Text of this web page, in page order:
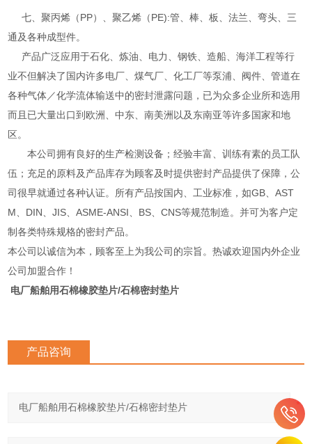
七、聚丙烯（PP）、聚乙烯（PE):管、棒、板、法兰、弯头、三
通及各种成型件。
产品广泛应用于石化、炼油、电力、钢铁、造船、海洋工程等行
业不但解决了国内许多电厂、煤气厂、化工厂等泵浦、阀件、管道在
各种气体／化学流体输送中的密封泄露问题，已为众多企业所和选用
而且已大量出口到欧洲、中东、南美洲以及东南亚等许多国家和地
区。
本公司拥有良好的生产检测设备；经验丰富、训练有素的员工队
伍；充足的原料及产品库存为顾客及时提供密封产品提供了保障，公
司很早就通过各种认证。所有产品按国内、工业标准，如GB、AST
M、DIN、JIS、ASME-ANSI、BS、CNS等规范制造。并可为客户定
制各类特殊规格的密封产品。
本公司以诚信为本，顾客至上为我公司的宗旨。热诚欢迎国内外企业
公司加盟合作！
电厂船舶用石棉橡胶垫片/石棉密封垫片
产品咨询